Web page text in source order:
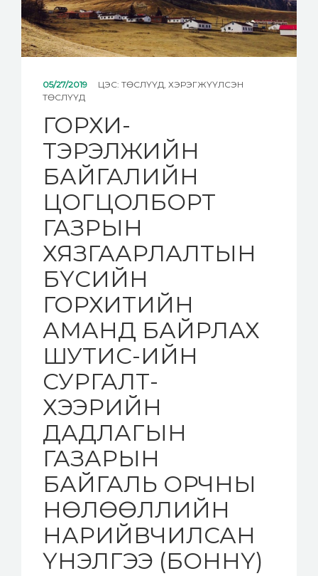
05/27/2019 ЦЭС: ТӨСЛҮҮД, ХЭРЭГЖҮҮЛСЭН
ТӨСЛҮҮД
ГОРХИ-
ТЭРЭЛЖИЙН
БАЙГАЛИЙН
ЦОГЦОЛБОРТ
ГАЗРЫН
ХЯЗГААРЛАЛТЫН
БҮСИЙН
ГОРХИТИЙН
АМАНД БАЙРЛАХ
ШУТИС-ИЙН
СУРГАЛТ-
ХЭЭРИЙН
ДАДЛАГЫН
ГАЗАРЫН
БАЙГАЛЬ ОРЧНЫ
НӨЛӨӨЛЛИЙН
НАРИЙВЧИЛСАН
ҮНЭЛГЭЭ (БОННҮ)